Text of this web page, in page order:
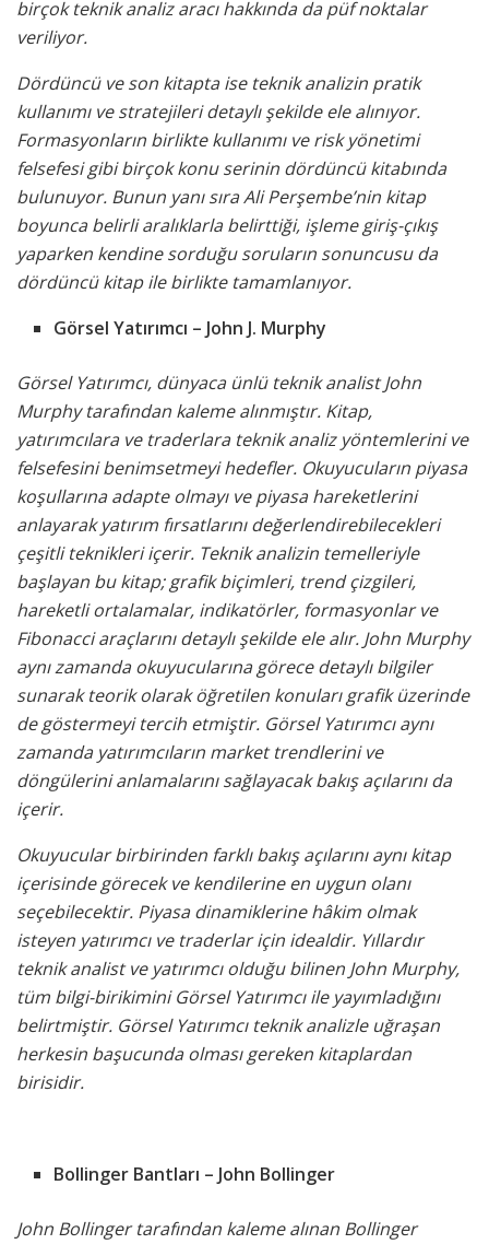
birçok teknik analiz aracı hakkında da püf noktalar
veriliyor.
Dördüncü ve son kitapta ise teknik analizin pratik
kullanımı ve stratejileri detaylı şekilde ele alınıyor.
Formasyonların birlikte kullanımı ve risk yönetimi
felsefesi gibi birçok konu serinin dördüncü kitabında
bulunuyor. Bunun yanı sıra Ali Perşembe’nin kitap
boyunca belirli aralıklarla belirttiği, işleme giriş-çıkış
yaparken kendine sorduğu soruların sonuncusu da
dördüncü kitap ile birlikte tamamlanıyor.
Görsel Yatırımcı – John J. Murphy
Görsel Yatırımcı, dünyaca ünlü teknik analist John
Murphy tarafından kaleme alınmıştır. Kitap,
yatırımcılara ve traderlara teknik analiz yöntemlerini ve
felsefesini benimsetmeyi hedefler. Okuyucuların piyasa
koşullarına adapte olmayı ve piyasa hareketlerini
anlayarak yatırım fırsatlarını değerlendirebilecekleri
çeşitli teknikleri içerir. Teknik analizin temelleriyle
başlayan bu kitap; grafik biçimleri, trend çizgileri,
hareketli ortalamalar, indikatörler, formasyonlar ve
Fibonacci araçlarını detaylı şekilde ele alır. John Murphy
aynı zamanda okuyucularına görece detaylı bilgiler
sunarak teorik olarak öğretilen konuları grafik üzerinde
de göstermeyi tercih etmiştir. Görsel Yatırımcı aynı
zamanda yatırımcıların market trendlerini ve
döngülerini anlamalarını sağlayacak bakış açılarını da
içerir.
Okuyucular birbirinden farklı bakış açılarını aynı kitap
içerisinde görecek ve kendilerine en uygun olanı
seçebilecektir. Piyasa dinamiklerine hâkim olmak
isteyen yatırımcı ve traderlar için idealdir. Yıllardır
teknik analist ve yatırımcı olduğu bilinen John Murphy,
tüm bilgi-birikimini Görsel Yatırımcı ile yayımladığını
belirtmiştir. Görsel Yatırımcı teknik analizle uğraşan
herkesin başucunda olması gereken kitaplardan
birisidir.
Bollinger Bantları – John Bollinger
John Bollinger tarafından kaleme alınan Bollinger